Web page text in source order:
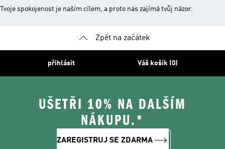
Tvoje spokojenost je naším cílem, a proto nás zajímá tvůj názor.
Zpět na začátek
přihlásit Váš košík (0)
UŠETŘI 10% NA DALŠÍM
NÁKUPU.*
ZAREGISTRUJ SE ZDARMA